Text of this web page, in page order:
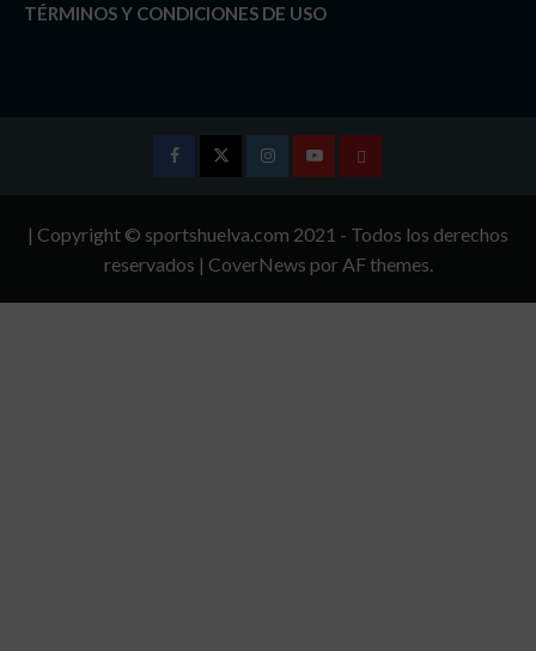
TÉRMINOS Y CONDICIONES DE USO
InstagramYoutubeTÉRMINOS
CONDICIONES
| Copyright © sportshuelva.com 2021 - Todos los derechos
reservados | CoverNews por AF themes.